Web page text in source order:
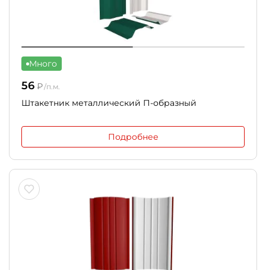
Много
56 ₽/п.м.
Штакетник металлический П-образный
Подробнее